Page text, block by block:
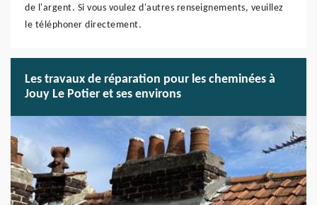
de l'argent. Si vous voulez d'autres renseignements, veuillez
le téléphoner directement.
Les travaux de réparation pour les cheminées à
Jouy Le Potier et ses environs